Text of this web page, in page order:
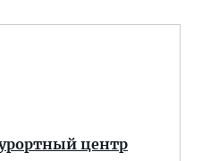
центр